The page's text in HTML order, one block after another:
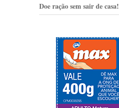
Doe ração sem sair de casa!